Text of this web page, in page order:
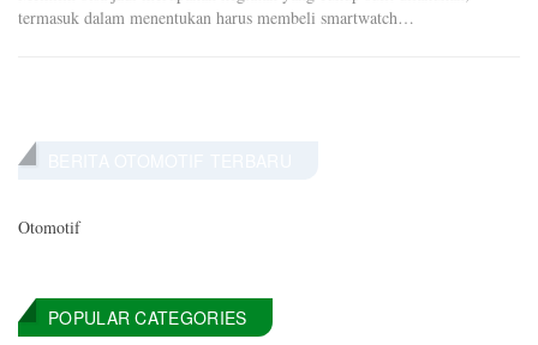
termasuk dalam menentukan harus membeli smartwatch…
Otomotif
POPULAR CATEGORIES